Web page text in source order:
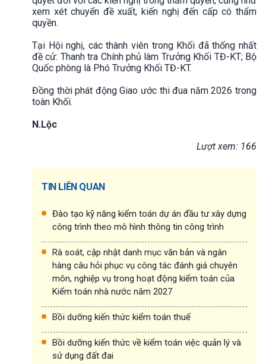
xem xét chuyển đề xuất, kiến nghị đến cấp có thẩm
quyền.
Tại Hội nghị, các thành viên trong Khối đã thống nhất
đề cử: Thanh tra Chính phủ làm Trưởng Khối TĐ-KT; Bộ
Quốc phòng là Phó Trưởng Khối TĐ-KT.
Đồng thời phát động Giao ước thi đua năm 2026 trong
toàn Khối.
N.Lộc
Lượt xem: 166
TIN LIÊN QUAN
Đào tạo kỹ năng kiểm toán dự án đầu tư xây dựng
công trình theo mô hình thông tin công trình
Rà soát, cập nhật danh mục văn bản và ngân
hàng câu hỏi phục vụ công tác đánh giá chuyên
môn, nghiệp vụ trong hoạt động kiểm toán của
Kiểm toán nhà nước năm 2027
Bồi dưỡng kiến thức kiểm toán thuế
Bồi dưỡng kiến thức về kiểm toán việc quản lý và
sử dụng đất đai